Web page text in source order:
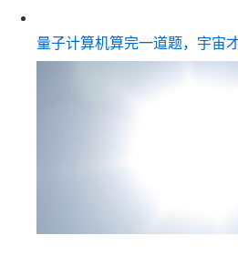
量子计算机算完一道题，宇宙